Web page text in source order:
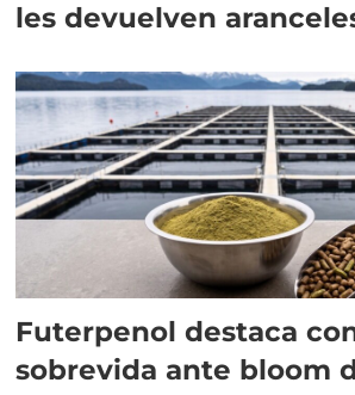
les devuelven
Futerpenol destaca
sobrevida ante bloom